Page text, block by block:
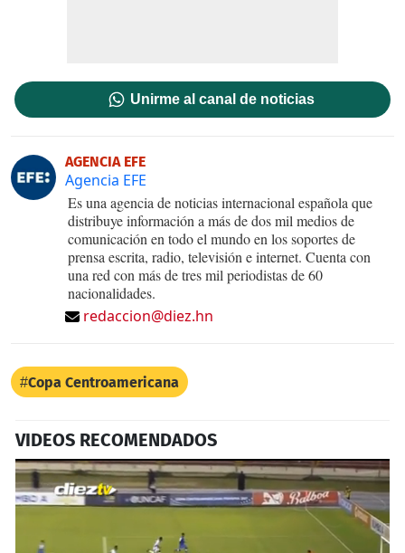
Unirme al canal de noticias
AGENCIA EFE
Agencia EFE
Es una agencia de noticias internacional española que
distribuye información a más de dos mil medios de
comunicación en todo el mundo en los soportes de
prensa escrita, radio, televisión e internet. Cuenta con
una red con más de tres mil periodistas de 60
nacionalidades.
redaccion@diez.hn
Copa Centroamericana
VIDEOS RECOMENDADOS